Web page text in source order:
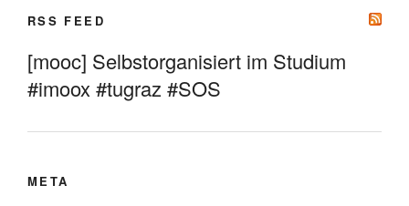
RSS FEED
[mooc] Selbstorganisiert im Studium
#imoox #tugraz #SOS
META